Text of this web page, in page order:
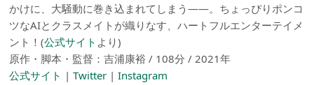
かけに、大騒動に巻き込まれてしまう――。ちょっぴりポンコ
ツなAIとクラスメイトが織りなす、ハートフルエンターテイメ
ント！(公式サイト より)
原作・脚本・監督：吉浦康裕 / 108分 / 2021年
公式サイト |Twitter |Instagram